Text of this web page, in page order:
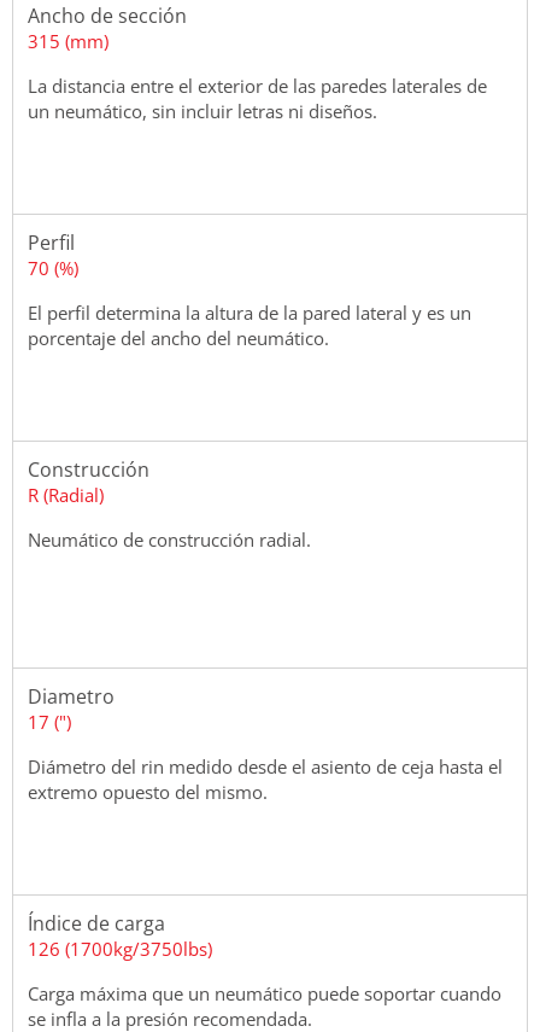
Ancho de sección
315 (mm)
La distancia entre el exterior de las paredes laterales de
un neumático, sin incluir letras ni diseños.
Perfil
70 (%)
El perfil determina la altura de la pared lateral y es un
porcentaje del ancho del neumático.
Construcción
R (Radial)
Neumático de construcción radial.
Diametro
17 (")
Diámetro del rin medido desde el asiento de ceja hasta el
extremo opuesto del mismo.
Índice de carga
126 (1700kg/3750lbs)
Carga máxima que un neumático puede soportar cuando
se infla a la presión recomendada.